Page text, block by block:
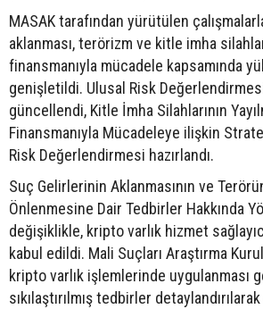
MASAK tarafından yürütülen
aklanması, terörizm ve kitle imha
finansmanıyla mücadele kapsamında
genişletildi. Ulusal Risk
güncellendi, Kitle İmha Silahlarının
Finansmanıyla Mücadeleye ilişkin
Risk Değerlendirmesi hazırlandı.
Suç Gelirlerinin Aklanmasının ve
Önlenmesine Dair Tedbirler Hakkında
değişiklikle, kripto varlık hizmet
kabul edildi. Mali Suçları Araştırma
kripto varlık işlemlerinde uygulanması
sıkılaştırılmış tedbirler